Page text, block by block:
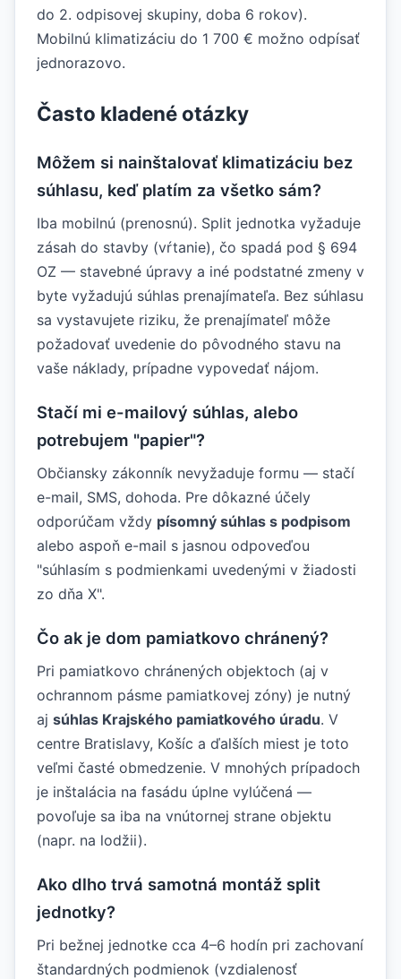
do 2. odpisovej skupiny, doba 6 rokov).
Mobilnú klimatizáciu do 1 700 € možno odpísať
jednorazovo.
Často kladené otázky
Môžem si nainštalovať klimatizáciu bez
súhlasu, keď platím za všetko sám?
Iba mobilnú (prenosnú). Split jednotka vyžaduje
zásah do stavby (vŕtanie), čo spadá pod § 694
OZ — stavebné úpravy a iné podstatné zmeny v
byte vyžadujú súhlas prenajímateľa. Bez súhlasu
sa vystavujete riziku, že prenajímateľ môže
požadovať uvedenie do pôvodného stavu na
vaše náklady, prípadne vypovedať nájom.
Stačí mi e-mailový súhlas, alebo
potrebujem "papier"?
Občiansky zákonník nevyžaduje formu — stačí
e-mail, SMS, dohoda. Pre dôkazné účely
odporúčam vždy písomný súhlas s podpisom
alebo aspoň e-mail s jasnou odpoveďou
"súhlasím s podmienkami uvedenými v žiadosti
zo dňa X".
Čo ak je dom pamiatkovo chránený?
Pri pamiatkovo chránených objektoch (aj v
ochrannom pásme pamiatkovej zóny) je nutný
aj súhlas Krajského pamiatkového úradu. V
centre Bratislavy, Košíc a ďalších miest je toto
veľmi časté obmedzenie. V mnohých prípadoch
je inštalácia na fasádu úplne vylúčená —
povoľuje sa iba na vnútornej strane objektu
(napr. na lodžii).
Ako dlho trvá samotná montáž split
jednotky?
Pri bežnej jednotke cca 4–6 hodín pri zachovaní
štandardných podmienok (vzdialenosť